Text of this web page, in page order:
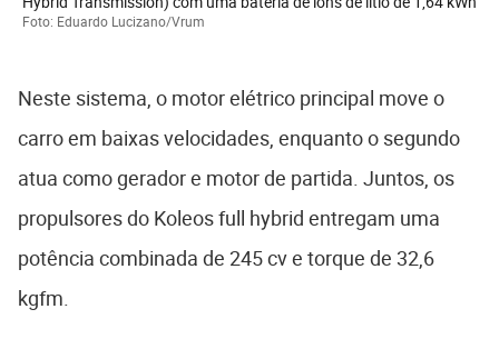
Foto: Eduardo Lucizano/Vrum
Neste sistema, o motor elétrico principal move o
carro em baixas velocidades, enquanto o segundo
atua como gerador e motor de partida. Juntos, os
propulsores do Koleos full hybrid entregam uma
potência combinada de 245 cv e torque de 32,6
kgfm.